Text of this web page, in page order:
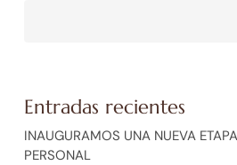
Entradas recientes
INAUGURAMOS UNA NUEVA
PERSONAL